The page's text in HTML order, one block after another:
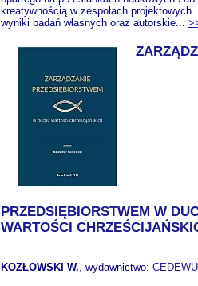
kreatywnością w zespołach
wyniki badań własnych oraz autorskie...
PRZEDSIĘBIORSTWEM W
WARTOŚCI
KOZŁOWSKI W., wydawnictwo: CEDEWU